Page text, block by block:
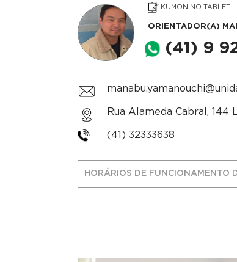
KUMON NO TABLET
ORIENTADOR(A)
(41) 9
Rua Alameda Cabral, 144
(41) 32333638
HORÁRIOS DE FUNCIONAMENTO